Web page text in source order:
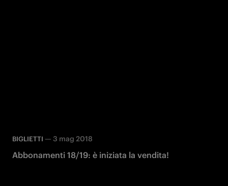
BIGLIETTI — 3 mag 2018
Abbonamenti 18/19: è iniziata la vendita!